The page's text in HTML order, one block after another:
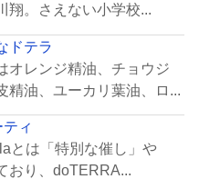
翔。さえない小学校...
ドテラ
オレンジ精油、チョウジ
精油、ユーカリ葉油、ロ...
ィ
とは「特別な催し」や
おり、doTERRA...